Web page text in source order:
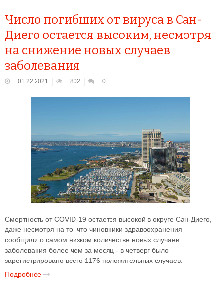
Число погибших от вируса в Сан-
Диего остается высоким, несмотря
на снижение новых случаев
заболевания
01.22.2021 802 0
Смертность от COVID-19 остается высокой в округе Сан-Диего,
даже несмотря на то, что чиновники здравоохранения
сообщили о самом низком количестве новых случаев
заболевания более чем за месяц - в четверг было
зарегистрировано всего 1176 положительных случаев.
Подробнее